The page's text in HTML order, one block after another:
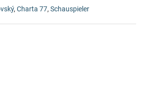
, Charta 77, Schauspieler